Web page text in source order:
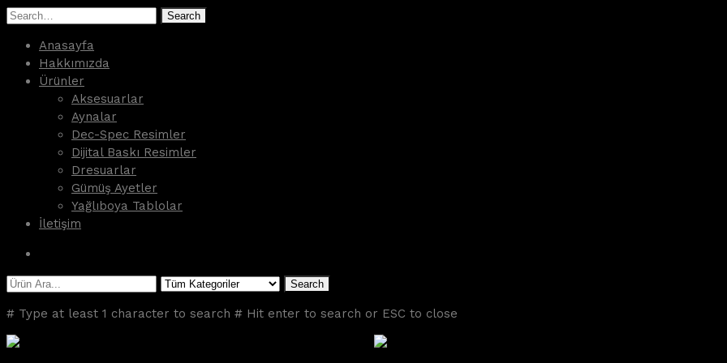
Search
Anasayfa
Hakkımızda
Ürünler
Aksesuarlar
Aynalar
Dec-Spec Resimler
Dijital Baskı Resimler
Dresuarlar
Gümüş Ayetler
Yağlıboya Tablolar
İletişim
Search
# Type at least 1 character to search # Hit enter to search or ESC to close